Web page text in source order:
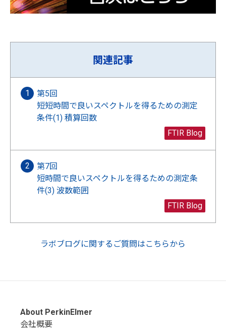
関連記事
第5回
短短時間で良いスペクトルを得るための測定
条件(1) 積算回数
FTIR Blog
第7回
短時間で良いスペクトルを得るための測定条
件(3) 波数範囲
FTIR Blog
ラボブログに関するご質問はこちらから
About PerkinElmer
会社概要